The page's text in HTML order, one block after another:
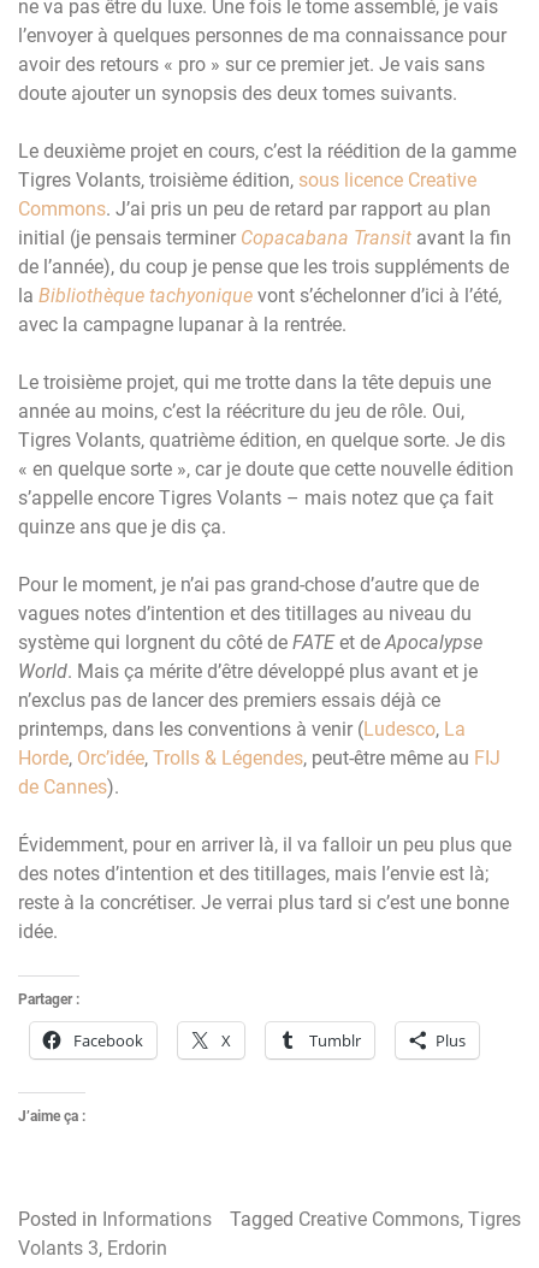
ne va pas être du luxe. Une fois le tome assemblé, je vais
l’envoyer à quelques personnes de ma connaissance pour
avoir des retours « pro » sur ce premier jet. Je vais sans
doute ajouter un synopsis des deux tomes suivants.
Le deuxième projet en cours, c’est la réédition de la gamme
Tigres Volants, troisième édition, sous licence Creative
Commons. J’ai pris un peu de retard par rapport au plan
initial (je pensais terminer Copacabana Transit avant la fin
de l’année), du coup je pense que les trois suppléments de
la Bibliothèque tachyonique vont s’échelonner d’ici à l’été,
avec la campagne lupanar à la rentrée.
Le troisième projet, qui me trotte dans la tête depuis une
année au moins, c’est la réécriture du jeu de rôle. Oui,
Tigres Volants, quatrième édition, en quelque sorte. Je dis
« en quelque sorte », car je doute que cette nouvelle édition
s’appelle encore Tigres Volants – mais notez que ça fait
quinze ans que je dis ça.
Pour le moment, je n’ai pas grand-chose d’autre que de
vagues notes d’intention et des titillages au niveau du
système qui lorgnent du côté de FATEet deApocalypse
World. Mais ça mérite d’être développé plus avant et je
n’exclus pas de lancer des premiers essais déjà ce
printemps, dans les conventions à venir (Ludesco, La
Horde, Orc’idée, Trolls & Légendes, peut-être même au FIJ
de Cannes).
Évidemment, pour en arriver là, il va falloir un peu plus que
des notes d’intention et des titillages, mais l’envie est là;
reste à la concrétiser. Je verrai plus tard si c’est une bonne
idée.
Partager :
Facebook X Tumblr Plus
J’aime ça :
Posted in Informations Tagged Creative Commons, Tigres
Volants 3, Erdorin